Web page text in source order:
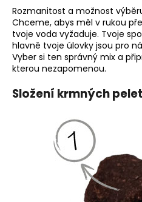
u
Rozmanitost a možnost
Chceme, abys měl v rukou
tvoje voda vyžaduje. Tvoje
hlavně tvoje úlovky jsou pro
Vyber si ten správný mix a
kterou nezapomenou.
Složení krmných pelet